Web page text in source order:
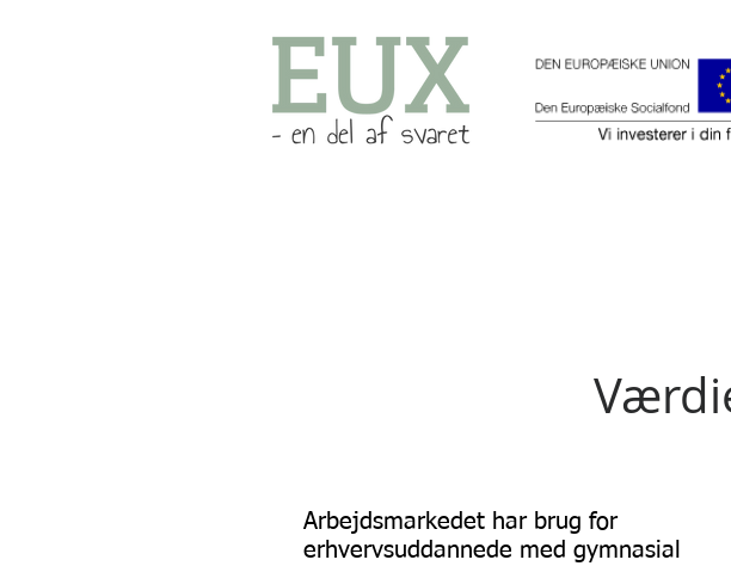
Arbejdsmarkedet har brug for
erhvervsuddannede med gymnasial